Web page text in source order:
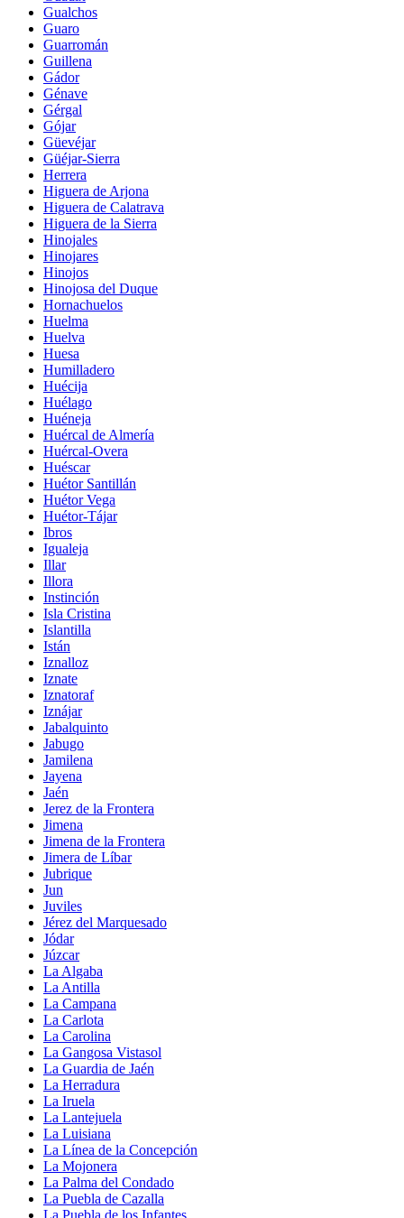
Gualchos
Guaro
Guarromán
Guillena
Gádor
Génave
Gérgal
Gójar
Güevéjar
Güéjar-Sierra
Herrera
Higuera de Arjona
Higuera de Calatrava
Higuera de la Sierra
Hinojales
Hinojares
Hinojos
Hinojosa del Duque
Hornachuelos
Huelma
Huelva
Huesa
Humilladero
Huécija
Huélago
Huéneja
Huércal de Almería
Huércal-Overa
Huéscar
Huétor Santillán
Huétor Vega
Huétor-Tájar
Ibros
Igualeja
Illar
Illora
Instinción
Isla Cristina
Islantilla
Istán
Iznalloz
Iznate
Iznatoraf
Iznájar
Jabalquinto
Jabugo
Jamilena
Jayena
Jaén
Jerez de la Frontera
Jimena
Jimena de la Frontera
Jimera de Líbar
Jubrique
Jun
Juviles
Jérez del Marquesado
Jódar
Júzcar
La Algaba
La Antilla
La Campana
La Carlota
La Carolina
La Gangosa Vistasol
La Guardia de Jaén
La Herradura
La Iruela
La Lantejuela
La Luisiana
La Línea de la Concepción
La Mojonera
La Palma del Condado
La Puebla de Cazalla
La Puebla de los Infantes